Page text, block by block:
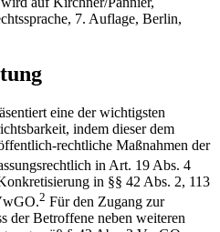
7. Auflage, Berlin,
eine der wichtigsten
indem dieser dem
rechtliche Maßnahmen der
in Art. 19 Abs. 4
in §§ 42 Abs. 2, 113
2 Für den Zugang zur
der Betroffene neben weiteren